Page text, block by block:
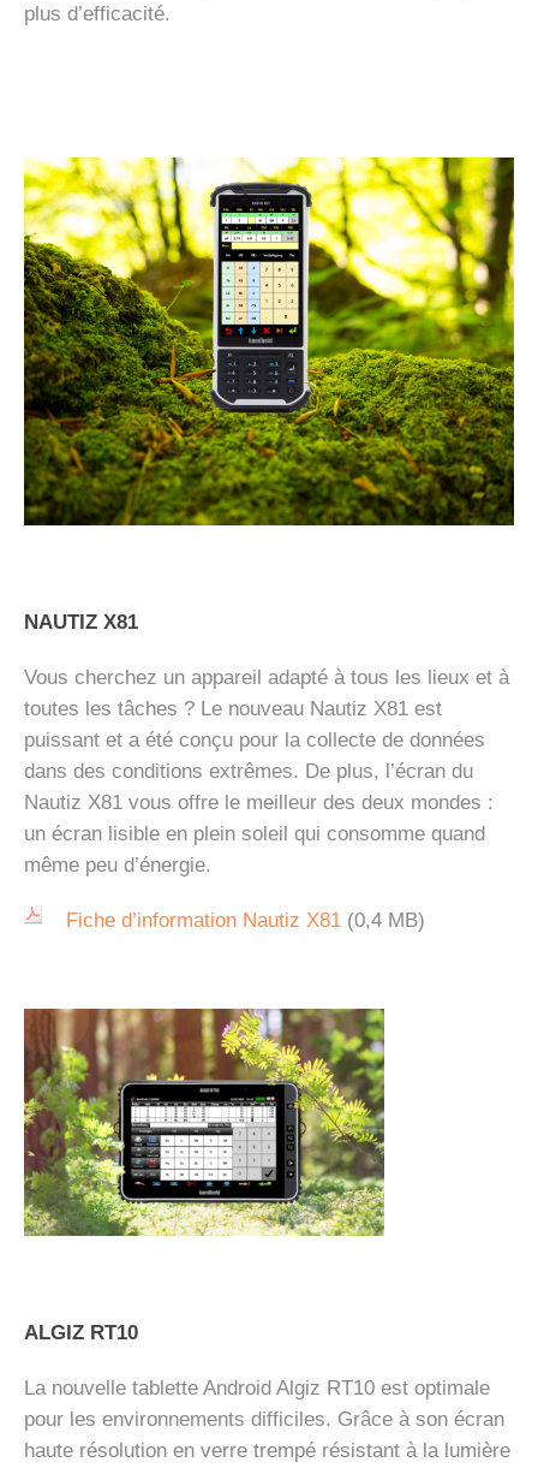
plus d’efficacité.
NAUTIZ X81
Vous cherchez un appareil adapté à tous les lieux et à
toutes les tâches ? Le nouveau Nautiz X81 est
puissant et a été conçu pour la collecte de données
dans des conditions extrêmes. De plus, l’écran du
Nautiz X81 vous offre le meilleur des deux mondes :
un écran lisible en plein soleil qui consomme quand
même peu d’énergie.
Fiche d’information Nautiz X81 (0,4 MB)
ALGIZ RT10
La nouvelle tablette Android Algiz RT10 est optimale
pour les environnements difficiles. Grâce à son écran
haute résolution en verre trempé résistant à la lumière